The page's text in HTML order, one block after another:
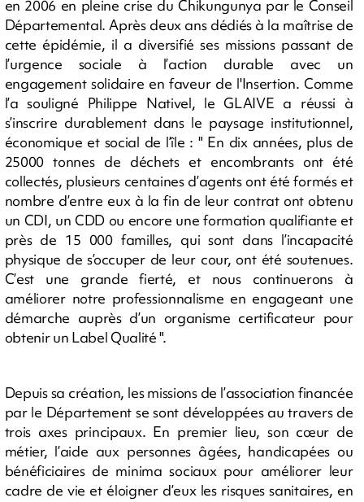
en 2006 en pleine crise du Chikungunya par le Conseil
Départemental. Après deux ans dédiés à la maîtrise de
cette épidémie, il a diversifié ses missions passant de
l’urgence sociale à l’action durable avec un
engagement solidaire en faveur de l'Insertion. Comme
l’a souligné Philippe Nativel, le GLAIVE a réussi à
s’inscrire durablement dans le paysage institutionnel,
économique et social de l’île : " En dix années, plus de
25000 tonnes de déchets et encombrants ont été
collectés, plusieurs centaines d’agents ont été formés et
nombre d’entre eux à la fin de leur contrat ont obtenu
un CDI, un CDD ou encore une formation qualifiante et
près de 15 000 familles, qui sont dans l’incapacité
physique de s’occuper de leur cour, ont été soutenues.
C’est une grande fierté, et nous continuerons à
améliorer notre professionnalisme en engageant une
démarche auprès d’un organisme certificateur pour
obtenir un Label Qualité ".
Depuis sa création, les missions de l’association financée
par le Département se sont développées au travers de
trois axes principaux. En premier lieu, son cœur de
métier, l’aide aux personnes âgées, handicapées ou
bénéficiaires de minima sociaux pour améliorer leur
cadre de vie et éloigner d’eux les risques sanitaires, en